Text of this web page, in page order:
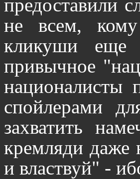
предоставили
не всем,
кликуши еще
привычное
националисты
спойлерами
захватить
кремляди даже
и властвуй" -